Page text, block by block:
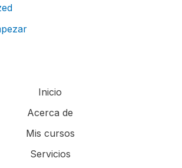
Inicio
Acerca de
Mis cursos
Servicios